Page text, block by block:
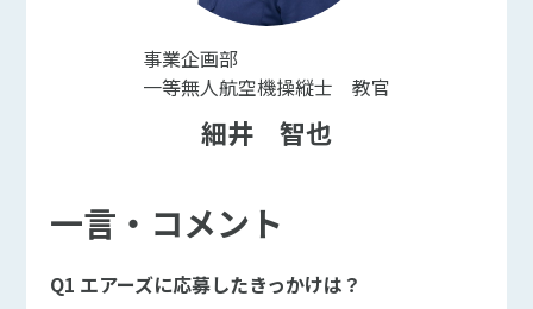
事業企画部
一等無人航空機操縦士 教官
細井 智也
一言・コメント
Q1 エアーズに応募したきっかけは？